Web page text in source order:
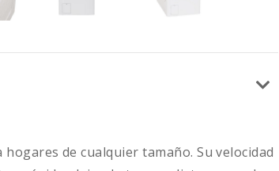
de cualquier tamaño. Su velocidad